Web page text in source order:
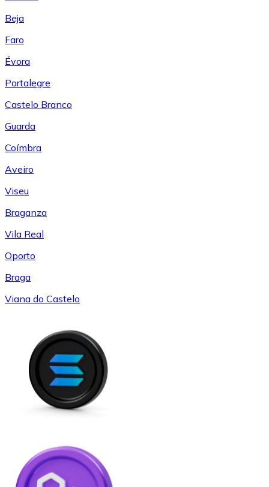
Beja
Faro
Évora
Portalegre
Castelo Branco
Guarda
Coímbra
Aveiro
Viseu
Braganza
Vila Real
Oporto
Braga
Viana do Castelo